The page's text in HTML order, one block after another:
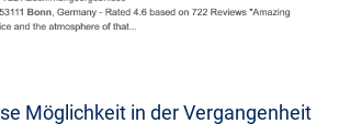
Möglichkeit in der Vergangenheit